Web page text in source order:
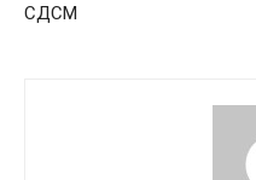
СДСМ